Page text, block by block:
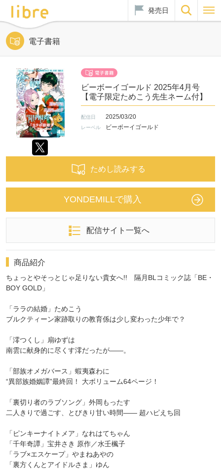
発売日
電子書籍
ビーボーイゴールド 2025年4月号
【電子限定ためこう先生ネーム付】
配信日 2025/03/20
レーベル ビーボーイゴールド
ためし読みする
YONDEMILLで購入
配信サイト一覧へ
商品紹介
ちょっとやそっとじゃ足りない貴女へ!! 隔月BLコミック誌「BE・
BOY GOLD」
「ララの結婚」ためこう
ブルクティーン家跡取りの教育係は少し変わった少年で？
「澪つくし」扇ゆずは
南雲に献身的に尽くす澪だったが――。
「部族オメガバース」蝦夷森わに
“異部族婚姻譚”最終回！ 大ボリューム64ページ！
「裏切り者のラブソング」外岡もったす
二人きりで過ごす、とびきり甘い時間―― 超ハピえち回
「ピンキーナイトメア」なれはてちゃん
「千年奇譚」宝井さき 原作／水壬楓子
「ラブ×エスケープ」やまねあやの
「裏方くんとアイドルさま」ゆん